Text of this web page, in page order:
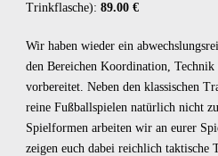
Trinkflasche): 89.00 €
Wir haben wieder ein
den Bereichen Koordination, Technik
vorbereitet. Neben den klassischen
reine Fußballspielen natürlich nicht
Spielformen arbeiten wir an eurer
zeigen euch dabei reichlich taktische